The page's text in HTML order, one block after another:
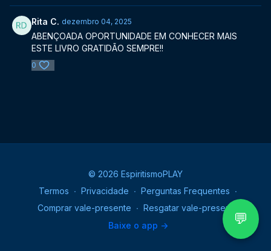
💬
Rita C. dezembro 04, 2025
ABENÇOADA OPORTUNIDADE EM CONHECER MAIS
ESTE LIVRO GRATIDÃO SEMPRE!!
0
© 2026 EspiritismoPLAY
Termos ∙ Privacidade ∙ Perguntas Frequentes ∙
Comprar vale-presente ∙ Resgatar vale-presente
Baixe o app ->